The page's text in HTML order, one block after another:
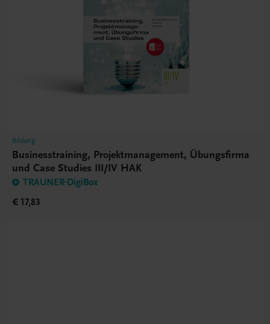
Bildung
Businesstraining, Projektmanagement, Übungsfirma
und Case Studies III/IV HAK
TRAUNER-DigiBox
€ 17,83